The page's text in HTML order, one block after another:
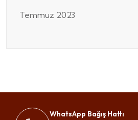
Temmuz 2023
WhatsApp Bağış Hattı